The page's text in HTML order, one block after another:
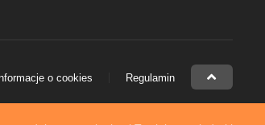
o cookies Regulamin